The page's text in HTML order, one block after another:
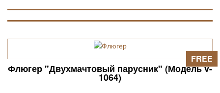
Флюгер "Двухмачтовый парусник" (Модель v-
1064)
FREE